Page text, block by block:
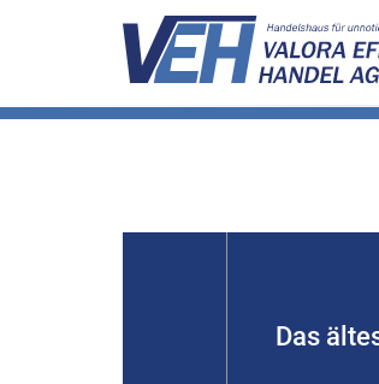
Das